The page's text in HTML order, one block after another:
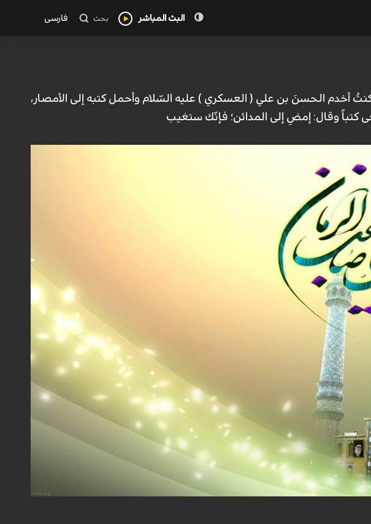
البث المباشر بحث فارسی
کنتُ أخدم الحسنَ بن علي ( العسکري ) علیه السّلام وأحمل کتبه إلى الأمصار،
کتباً وقال: إمضِ إلى المدائن؛ فإنّك ستغیب